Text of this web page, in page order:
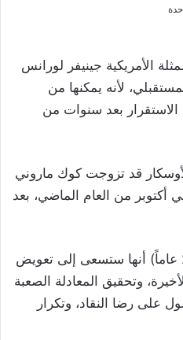
الأمريكية جينيفر لورانس
لأنه يمكنها من
الاستقرار بعد سنوات من
قد تزوجت كوك ماروني
أكتوبر من العام الماضي، بعد
وأوضحت لورانس (البالغة 29 عاماً) أنها ستسعى إلى تعويض
وتحقيق المعادلة الصعبة
على رضا النقاد، وتكرار